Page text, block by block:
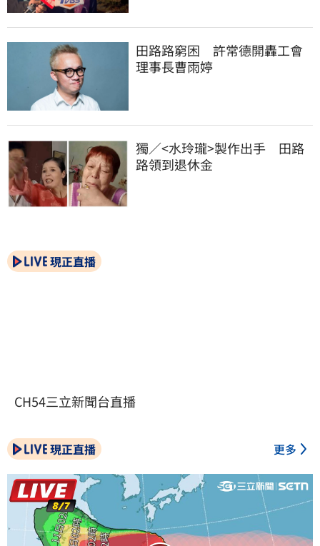
田路路窮困　許常德開轟工會
理事長曹雨婷
獨／<水玲瓏>製作出手　田路
路領到退休金
現正直播
CH54三立新聞台直播
現正直播 更多